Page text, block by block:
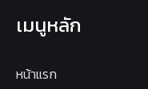
เมนูหลัก
หน้าแรก